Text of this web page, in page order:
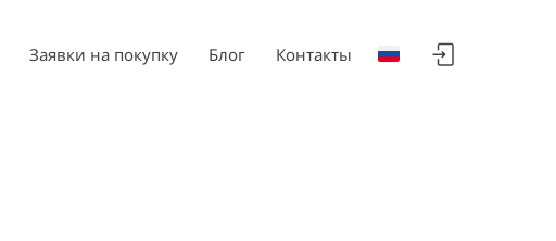
Заявки на покупку Блог Контакты